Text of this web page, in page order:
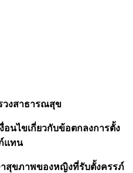
วงสาธารณสุข
อนไขเกี่ยวกับข้อตกลงการตั้ง
แทน
าสุขภาพของหญิงที่รับตั้งครรภ์